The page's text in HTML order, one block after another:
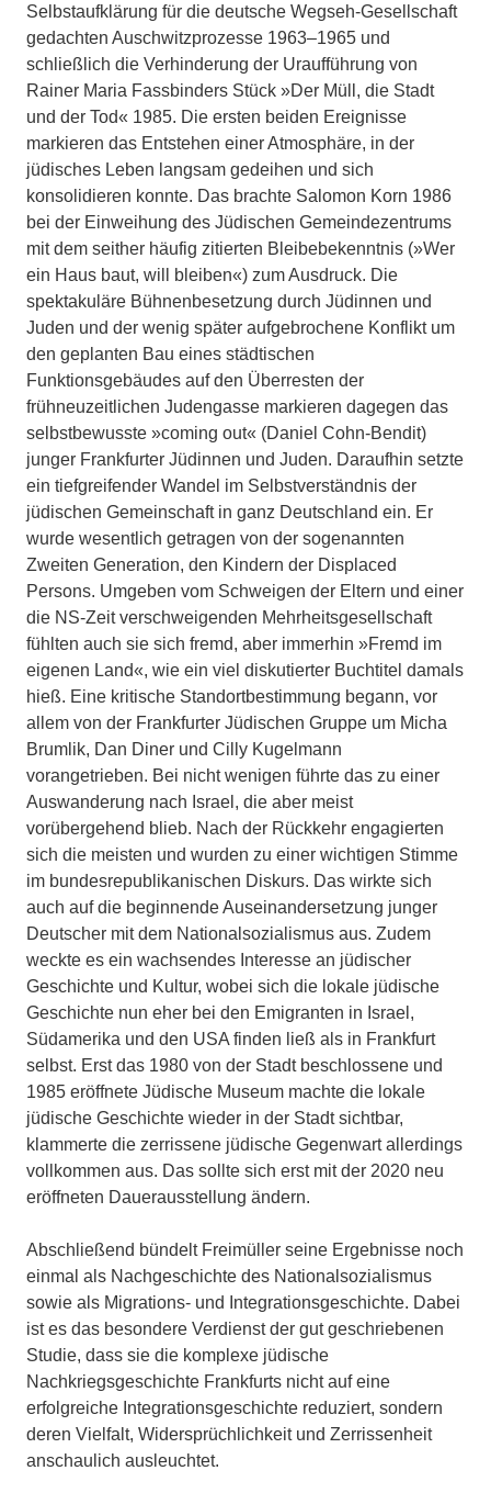
Selbstaufklärung für die deutsche Wegseh-Gesellschaft
gedachten Auschwitzprozesse 1963–1965 und
schließlich die Verhinderung der Uraufführung von
Rainer Maria Fassbinders Stück »Der Müll, die Stadt
und der Tod« 1985. Die ersten beiden Ereignisse
markieren das Entstehen einer Atmosphäre, in der
jüdisches Leben langsam gedeihen und sich
konsolidieren konnte. Das brachte Salomon Korn 1986
bei der Einweihung des Jüdischen Gemeindezentrums
mit dem seither häufig zitierten Bleibebekenntnis (»Wer
ein Haus baut, will bleiben«) zum Ausdruck. Die
spektakuläre Bühnenbesetzung durch Jüdinnen und
Juden und der wenig später aufgebrochene Konflikt um
den geplanten Bau eines städtischen
Funktionsgebäudes auf den Überresten der
frühneuzeitlichen Judengasse markieren dagegen das
selbstbewusste »coming out« (Daniel Cohn-Bendit)
junger Frankfurter Jüdinnen und Juden. Daraufhin setzte
ein tiefgreifender Wandel im Selbstverständnis der
jüdischen Gemeinschaft in ganz Deutschland ein. Er
wurde wesentlich getragen von der sogenannten
Zweiten Generation, den Kindern der Displaced
Persons. Umgeben vom Schweigen der Eltern und einer
die NS-Zeit verschweigenden Mehrheitsgesellschaft
fühlten auch sie sich fremd, aber immerhin »Fremd im
eigenen Land«, wie ein viel diskutierter Buchtitel damals
hieß. Eine kritische Standortbestimmung begann, vor
allem von der Frankfurter Jüdischen Gruppe um Micha
Brumlik, Dan Diner und Cilly Kugelmann
vorangetrieben. Bei nicht wenigen führte das zu einer
Auswanderung nach Israel, die aber meist
vorübergehend blieb. Nach der Rückkehr engagierten
sich die meisten und wurden zu einer wichtigen Stimme
im bundesrepublikanischen Diskurs. Das wirkte sich
auch auf die beginnende Auseinandersetzung junger
Deutscher mit dem Nationalsozialismus aus. Zudem
weckte es ein wachsendes Interesse an jüdischer
Geschichte und Kultur, wobei sich die lokale jüdische
Geschichte nun eher bei den Emigranten in Israel,
Südamerika und den USA finden ließ als in Frankfurt
selbst. Erst das 1980 von der Stadt beschlossene und
1985 eröffnete Jüdische Museum machte die lokale
jüdische Geschichte wieder in der Stadt sichtbar,
klammerte die zerrissene jüdische Gegenwart allerdings
vollkommen aus. Das sollte sich erst mit der 2020 neu
eröffneten Dauerausstellung ändern.
Abschließend bündelt Freimüller seine Ergebnisse noch
einmal als Nachgeschichte des Nationalsozialismus
sowie als Migrations- und Integrationsgeschichte. Dabei
ist es das besondere Verdienst der gut geschriebenen
Studie, dass sie die komplexe jüdische
Nachkriegsgeschichte Frankfurts nicht auf eine
erfolgreiche Integrationsgeschichte reduziert, sondern
deren Vielfalt, Widersprüchlichkeit und Zerrissenheit
anschaulich ausleuchtet.